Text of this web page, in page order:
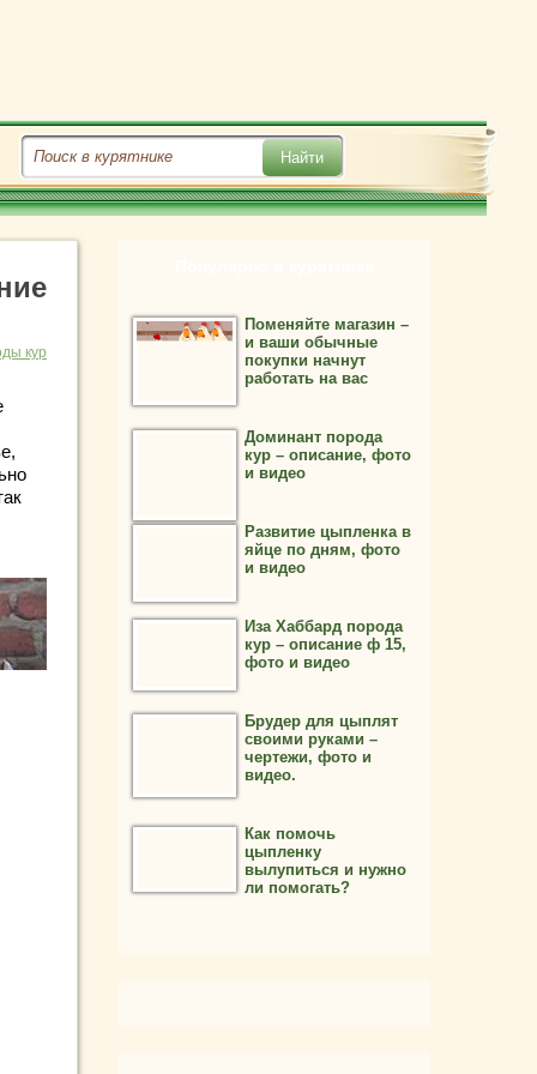
кур
Поменяйте магазин –
и ваши обычные
покупки начнут
работать на вас
Доминант порода
кур – описание, фото
и видео
Развитие цыпленка в
яйце по дням, фото
и видео
Иза Хаббард порода
кур – описание ф 15,
фото и видео
Брудер для цыплят
своими руками –
чертежи, фото и
видео.
Как помочь
цыпленку
вылупиться и нужно
ли помогать?